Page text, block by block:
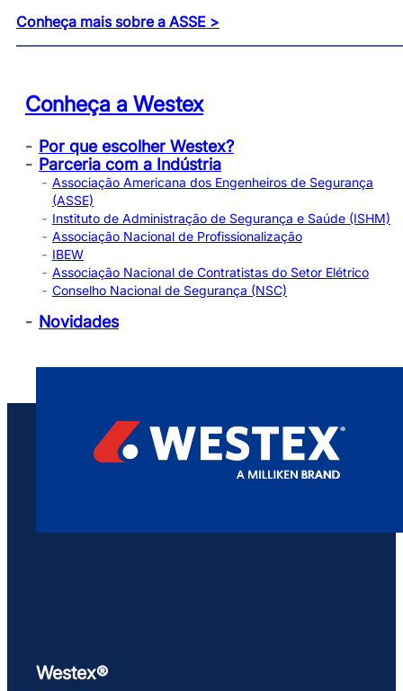
Conheça mais sobre a ASSE >
Conheça a Westex
Por que escolher Westex?
Parceria com a Indústria
Associação Americana dos Engenheiros de Segurança
(ASSE)
Instituto de Administração de Segurança e Saúde (ISHM)
Associação Nacional de Profissionalização
IBEW
Associação Nacional de Contratistas do Setor Elétrico
Conselho Nacional de Segurança (NSC)
Novidades
Westex®